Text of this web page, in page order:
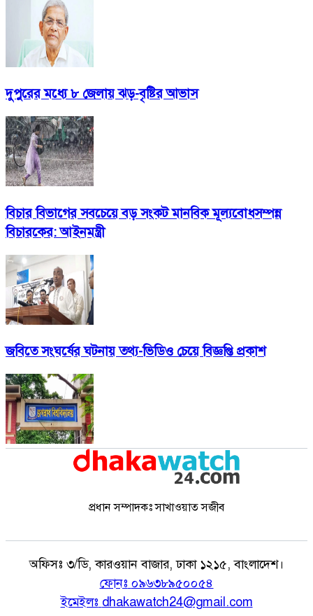
দুপুরের মধ্যে ৮ জেলায় ঝড়-বৃষ্টির আভাস
বিচার বিভাগের সবচেয়ে বড় সংকট মানবিক মূল্যবোধসম্পন্ন
বিচারকের: আইনমন্ত্রী
জবিতে সংঘর্ষের ঘটনায় তথ্য-ভিডিও চেয়ে বিজ্ঞপ্তি প্রকাশ
প্রধান সম্পাদকঃ সাখাওয়াত সজীব
অফিসঃ ৩/ডি, কারওয়ান বাজার, ঢাকা ১২১৫, বাংলাদেশ।
ফোনঃ ০৯৬৩৮৯৫০০৫৪
ইমেইলঃ dhakawatch24@gmail.com